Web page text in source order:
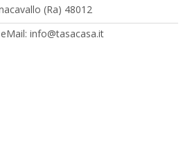
(Ra) 48012
info@tasacasa.it